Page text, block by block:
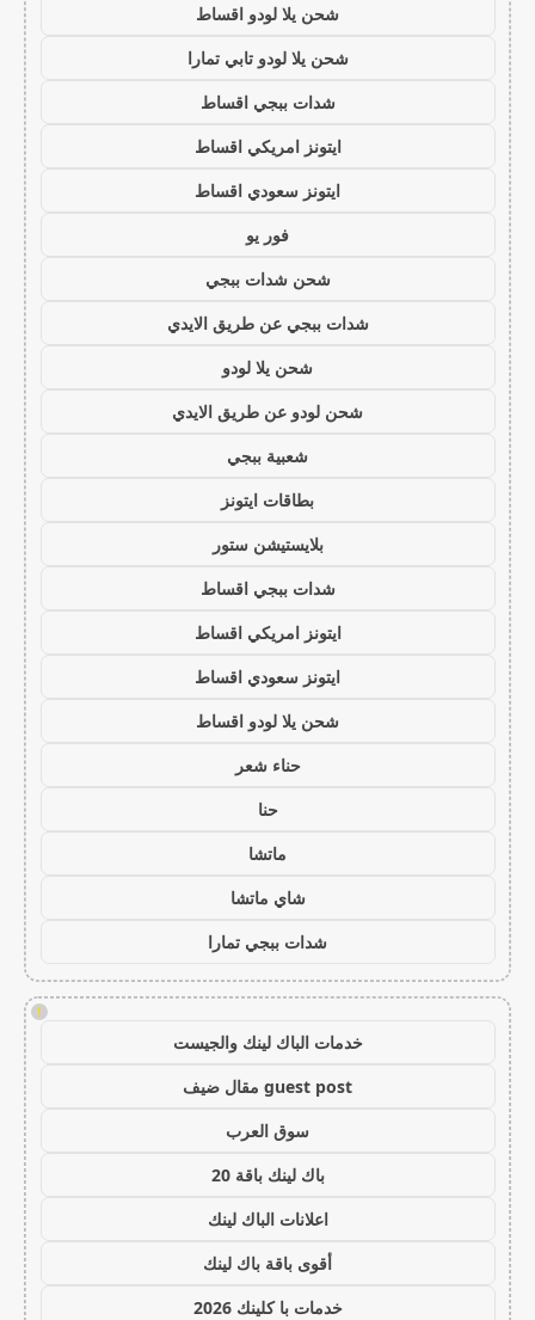
شحن يلا لودو اقساط
شحن يلا لودو تابي تمارا
شدات ببجي اقساط
ايتونز امريكي اقساط
ايتونز سعودي اقساط
فور يو
شحن شدات ببجي
شدات ببجي عن طريق الايدي
شحن يلا لودو
شحن لودو عن طريق الايدي
شعبية ببجي
بطاقات ايتونز
بلايستيشن ستور
شدات ببجي اقساط
ايتونز امريكي اقساط
ايتونز سعودي اقساط
شحن يلا لودو اقساط
حناء شعر
حنا
ماتشا
شاي ماتشا
شدات ببجي تمارا
!
خدمات الباك لينك والجيست
guest post مقال ضيف
سوق العرب
باك لينك باقة 20
اعلانات الباك لينك
أقوى باقة باك لينك
خدمات با كلينك 2026